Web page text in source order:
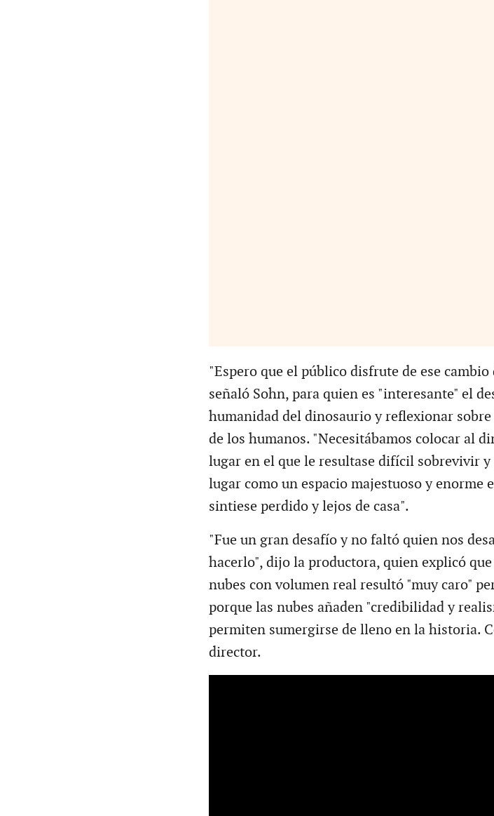
"Espero que el público disfrute de ese cambio
señaló Sohn, para quien es "interesante" el
humanidad del dinosaurio y reflexionar
de los humanos. "Necesitábamos colocar al
lugar en el que le resultase difícil sobrevivir y
lugar como un espacio majestuoso y enorme
sintiese perdido y lejos de casa".
"Fue un gran desafío y no faltó quien nos
hacerlo", dijo la productora, quien explicó que
nubes con volumen real resultó "muy caro"
porque las nubes añaden "credibilidad y
permiten sumergirse de lleno en la historia.
director.